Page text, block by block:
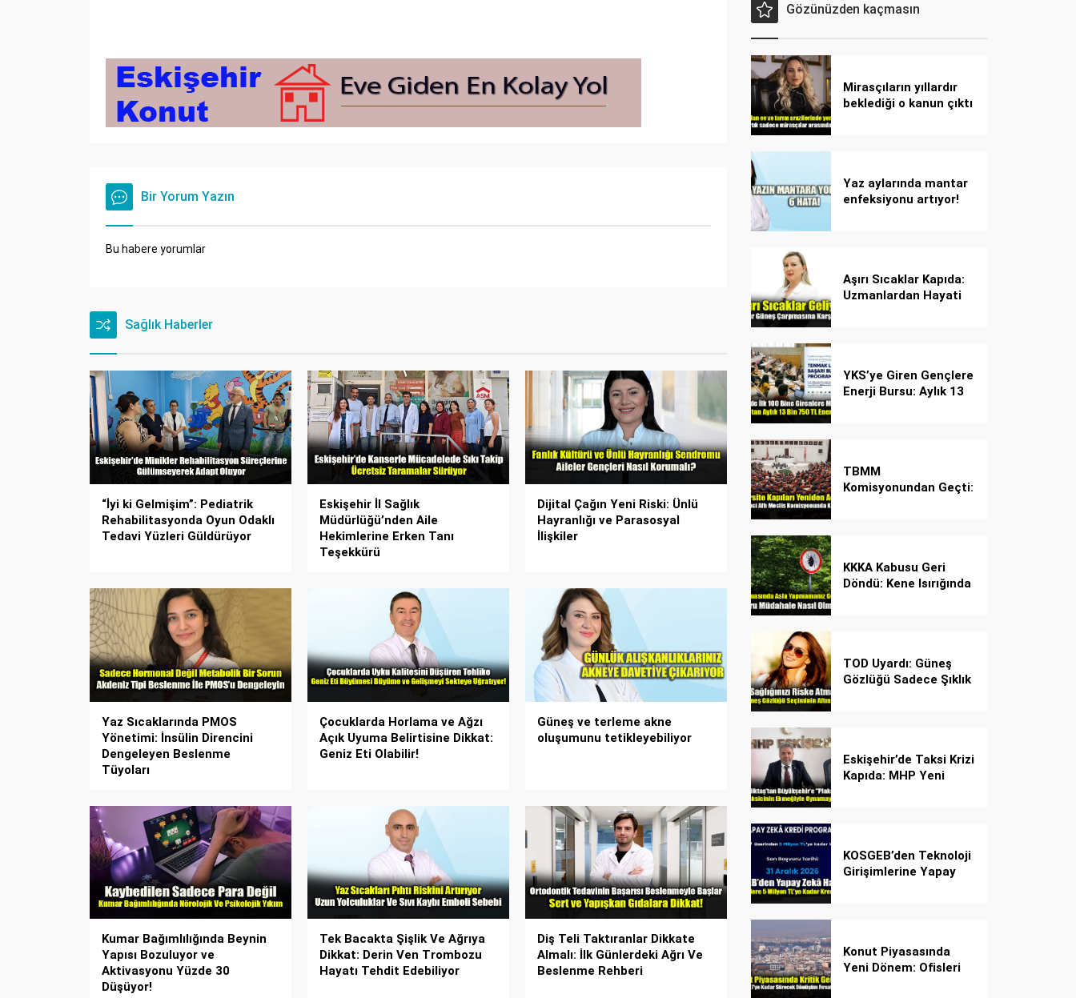
Bir Yorum Yazın
Bu habere yorumlar
Sağlık Haberler
“İyi ki Gelmişim”: Pediatrik
Rehabilitasyonda Oyun Odaklı
Tedavi Yüzleri Güldürüyor
Eskişehir İl Sağlık
Müdürlüğü’nden Aile
Hekimlerine Erken Tanı
Teşekkürü
Dijital Çağın Yeni Riski: Ünlü
Hayranlığı ve Parasosyal
İlişkiler
Yaz Sıcaklarında PMOS
Yönetimi: İnsülin Direncini
Dengeleyen Beslenme
Tüyoları
Çocuklarda Horlama ve Ağzı
Açık Uyuma Belirtisine Dikkat:
Geniz Eti Olabilir!
Güneş ve terleme akne
oluşumunu tetikleyebiliyor
Kumar Bağımlılığında Beynin
Yapısı Bozuluyor ve
Aktivasyonu Yüzde 30
Düşüyor!
Tek Bacakta Şişlik Ve Ağrıya
Dikkat: Derin Ven Trombozu
Hayatı Tehdit Edebiliyor
Diş Teli Taktıranlar Dikkate
Almalı: İlk Günlerdeki Ağrı Ve
Beslenme Rehberi
Gözünüzden kaçmasın
Mirasçıların yıllardır
beklediği o kanun çıktı
Yaz aylarında mantar
enfeksiyonu artıyor!
Aşırı Sıcaklar Kapıda:
Uzmanlardan Hayati
YKS’ye Giren Gençlere
Enerji Bursu: Aylık 13
TBMM
Komisyonundan Geçti:
KKKA Kabusu Geri
Döndü: Kene Isırığında
TOD Uyardı: Güneş
Gözlüğü Sadece Şıklık
Eskişehir’de Taksi Krizi
Kapıda: MHP Yeni
KOSGEB’den Teknoloji
Girişimlerine Yapay
Konut Piyasasında
Yeni Dönem: Ofisleri